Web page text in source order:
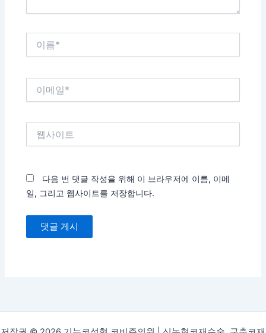
다음 번 댓글 작성을 위해 이 브라우저에 이름, 이메
일, 그리고 웹사이트를 저장합니다.